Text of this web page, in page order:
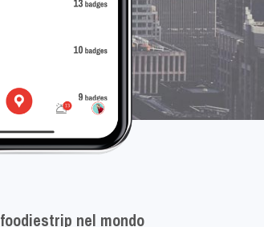
foodiestrip nel mondo